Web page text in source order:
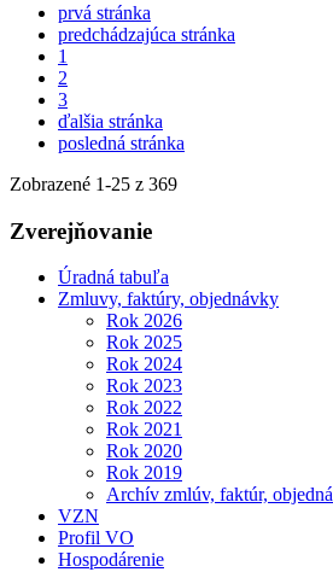
prvá stránka
predchádzajúca stránka
1
2
3
ďalšia stránka
posledná stránka
Zobrazené 1-25 z 369
Zverejňovanie
Úradná tabuľa
Zmluvy, faktúry, objednávky
Rok 2026
Rok 2025
Rok 2024
Rok 2023
Rok 2022
Rok 2021
Rok 2020
Rok 2019
Archív zmlúv, faktúr,
VZN
Profil VO
Hospodárenie